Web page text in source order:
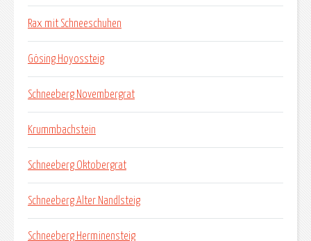
Rax mit Schneeschuhen
Gösing Hoyossteig
Schneeberg Novembergrat
Krummbachstein
Schneeberg Oktobergrat
Schneeberg Alter Nandlsteig
Schneeberg Herminensteig